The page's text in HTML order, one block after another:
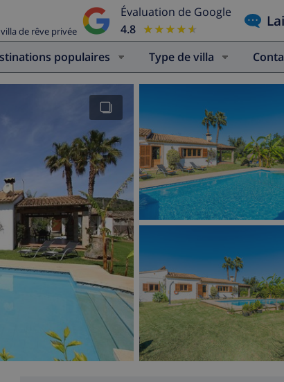
de rêve privée
Évaluation de Google
4.8 ★★★★★
★★★★★
populaires Type de villa